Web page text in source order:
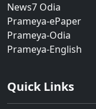
News7 Odia
Prameya-ePaper
Prameya-Odia
Prameya-English
Quick Links